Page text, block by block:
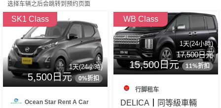
选择车辆之后会跳转到预约页面
SK1 Class
1天(24小時)
5,500日元 0%折扣
Ocean Star Rent A Car
WB Class
1天(24小時)
17,500日元
15,500日元 11%折扣
行脚租车
DELICA┃同等級車輛